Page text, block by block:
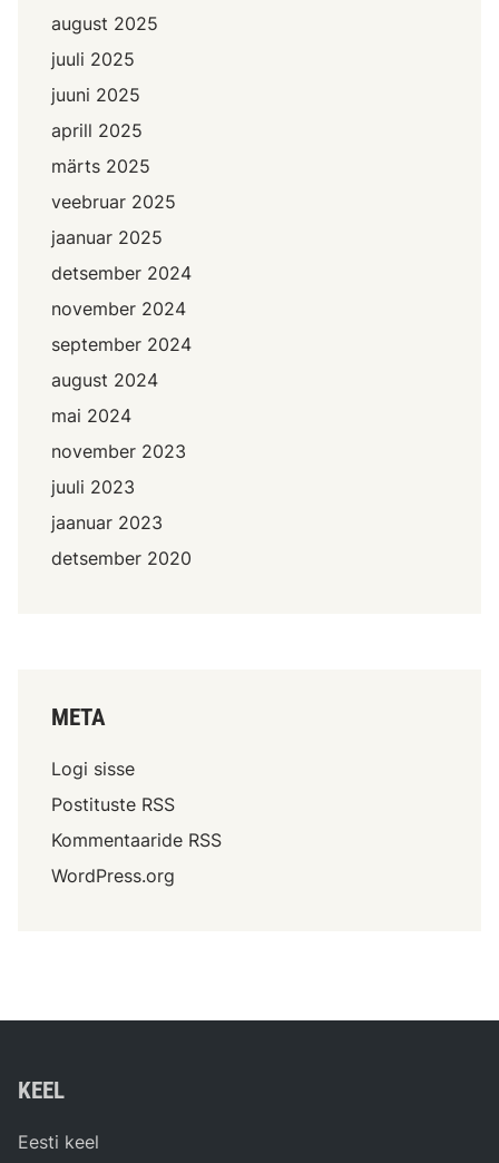
august 2025
juuli 2025
juuni 2025
aprill 2025
märts 2025
veebruar 2025
jaanuar 2025
detsember 2024
november 2024
september 2024
august 2024
mai 2024
november 2023
juuli 2023
jaanuar 2023
detsember 2020
META
Logi sisse
Postituste RSS
Kommentaaride RSS
WordPress.org
KEEL
Eesti keel